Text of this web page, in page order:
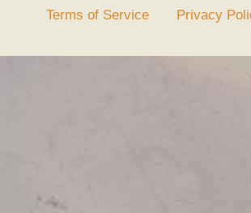
Terms of Service Privacy